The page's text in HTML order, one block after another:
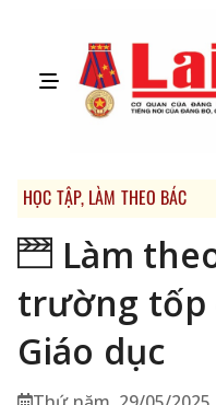
HỌC TẬP, LÀM THEO BÁC
Làm
trường tốp
Giáo dục